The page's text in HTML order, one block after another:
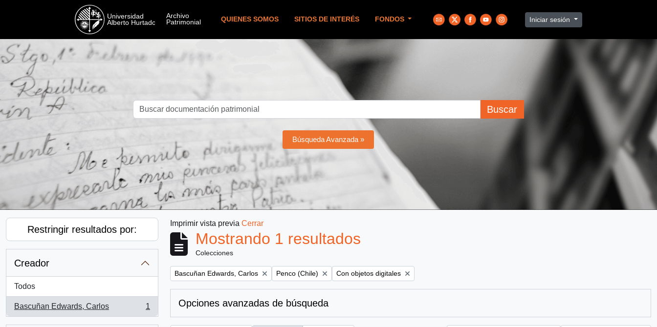
QUIENES SOMOS SITIOS DE INTERÉS FONDOS Iniciar sesión
Buscar
Búsqueda Avanzada »
Restringir resultados por:
Creador
Todos
Bascuñan Edwards, Carlos
, 1 resultados
1
Imprimir vista previa Cerrar
Mostrando 1 resultados
Colecciones
Remove filter:
Bascuñan Edwards, Carlos Remove filter:
Penco (Chile) Remove filter:
Con objetos digitales
Opciones avanzadas de búsqueda